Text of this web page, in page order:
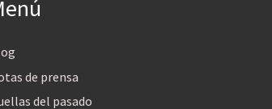
de prensa
del pasado